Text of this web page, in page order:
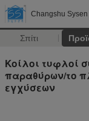
Changshu
Σπίτι
Κοίλοι τυφλοί
παραθύρων/το
εγχύσεων